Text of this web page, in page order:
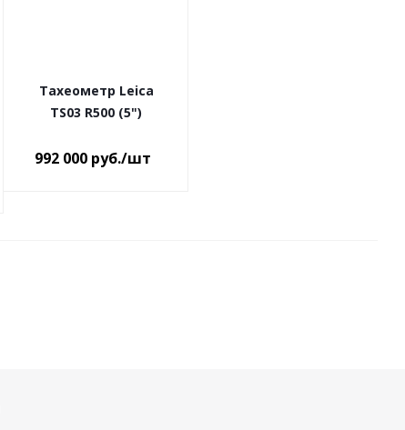
Тахеометр Leica
TS03 R500 (5")
992 000 руб./шт